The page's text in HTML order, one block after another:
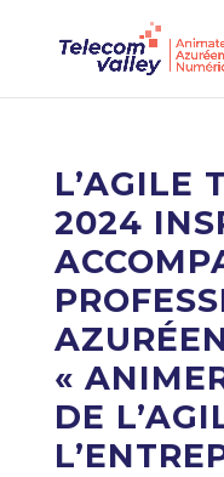
L’AGILE
2024
«
DE